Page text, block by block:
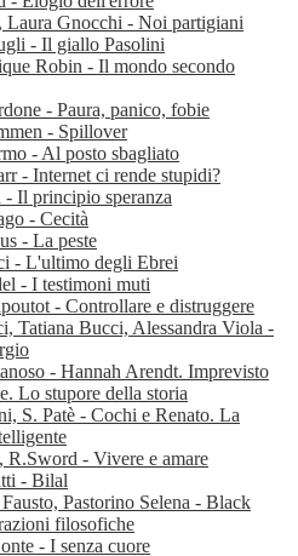
Laura Gnocchi - Noi partigiani
- Il giallo Pasolini
Robin - Il mondo secondo
- Paura, panico, fobie
- Spillover
- Al posto sbagliato
- Internet ci rende stupidi?
Il principio speranza
- Cecità
- La peste
- L'ultimo degli Ebrei
- I testimoni muti
- Controllare e distruggere
Tatiana Bucci, Alessandra Viola -
- Hannah Arendt. Imprevisto
Lo stupore della storia
S. Patè - Cochi e Renato. La
R.Sword - Vivere e amare
- Bilal
Pastorino Selena - Black
filosofiche
- I senza cuore